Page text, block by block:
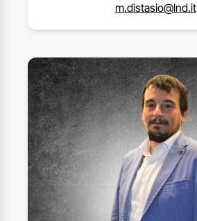
m.distasio@lnd.it